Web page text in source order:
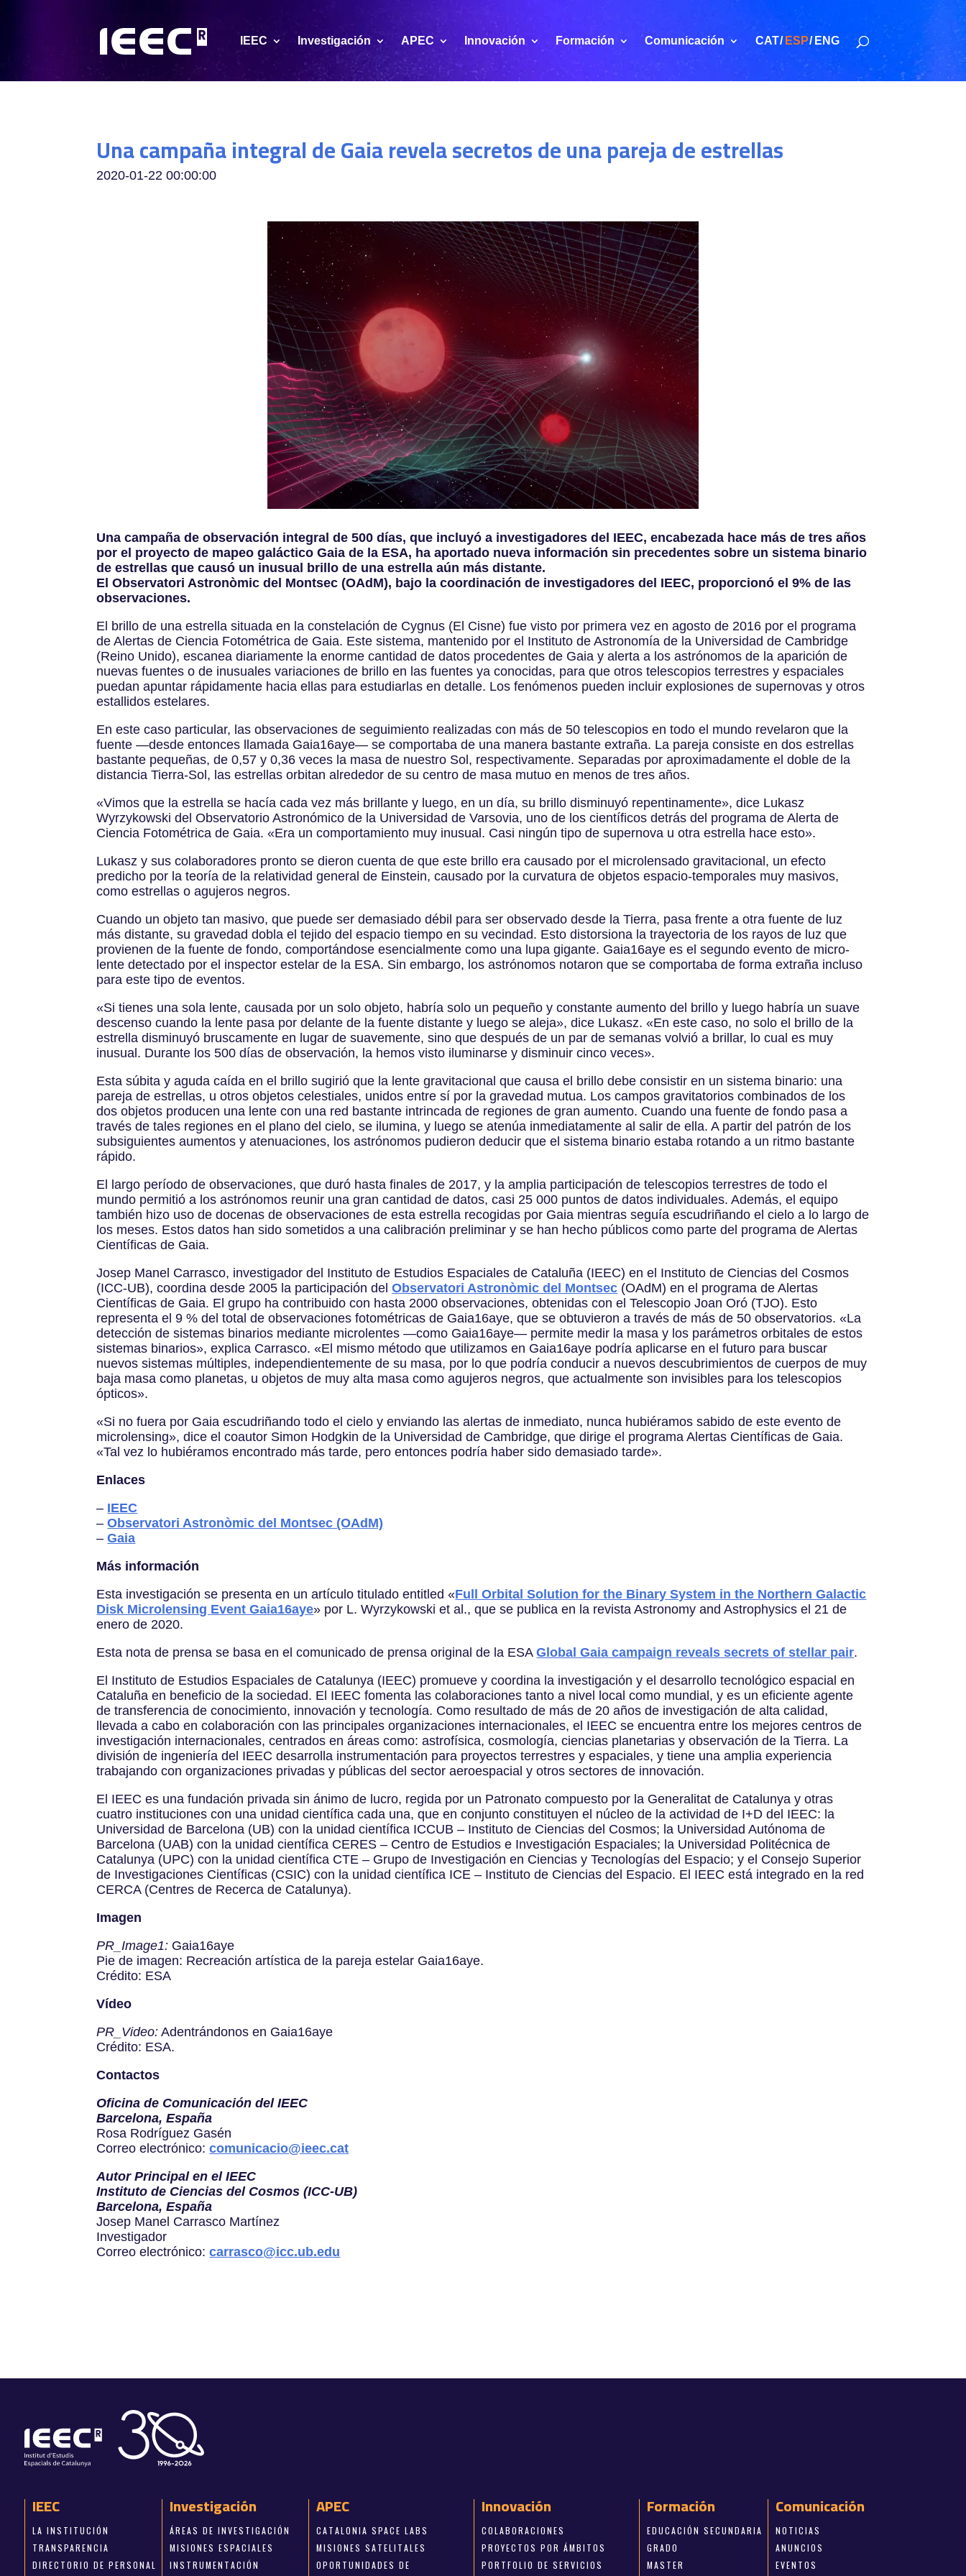
IEEC Investigación APEC Innovación Formación Comunicación CAT ESP ENG
Una campaña integral de Gaia revela secretos de una pareja de estrellas
2020-01-22 00:00:00
Una campaña de observación integral de 500 días, que incluyó a investigadores del IEEC, encabezada hace más de tres años
por el proyecto de mapeo galáctico Gaia de la ESA, ha aportado nueva información sin precedentes sobre un sistema binario
de estrellas que causó un inusual brillo de una estrella aún más distante.
El Observatori Astronòmic del Montsec (OAdM), bajo la coordinación de investigadores del IEEC, proporcionó el 9% de las
observaciones.
El brillo de una estrella situada en la constelación de Cygnus (El Cisne) fue visto por primera vez en agosto de 2016 por el programa
de Alertas de Ciencia Fotométrica de Gaia. Este sistema, mantenido por el Instituto de Astronomía de la Universidad de Cambridge
(Reino Unido), escanea diariamente la enorme cantidad de datos procedentes de Gaia y alerta a los astrónomos de la aparición de
nuevas fuentes o de inusuales variaciones de brillo en las fuentes ya conocidas, para que otros telescopios terrestres y espaciales
puedan apuntar rápidamente hacia ellas para estudiarlas en detalle. Los fenómenos pueden incluir explosiones de supernovas y otros
estallidos estelares.
En este caso particular, las observaciones de seguimiento realizadas con más de 50 telescopios en todo el mundo revelaron que la
fuente —desde entonces llamada Gaia16aye— se comportaba de una manera bastante extraña. La pareja consiste en dos estrellas
bastante pequeñas, de 0,57 y 0,36 veces la masa de nuestro Sol, respectivamente. Separadas por aproximadamente el doble de la
distancia Tierra-Sol, las estrellas orbitan alrededor de su centro de masa mutuo en menos de tres años.
«Vimos que la estrella se hacía cada vez más brillante y luego, en un día, su brillo disminuyó repentinamente», dice Lukasz
Wyrzykowski del Observatorio Astronómico de la Universidad de Varsovia, uno de los científicos detrás del programa de Alerta de
Ciencia Fotométrica de Gaia. «Era un comportamiento muy inusual. Casi ningún tipo de supernova u otra estrella hace esto».
Lukasz y sus colaboradores pronto se dieron cuenta de que este brillo era causado por el microlensado gravitacional, un efecto
predicho por la teoría de la relatividad general de Einstein, causado por la curvatura de objetos espacio-temporales muy masivos,
como estrellas o agujeros negros.
Cuando un objeto tan masivo, que puede ser demasiado débil para ser observado desde la Tierra, pasa frente a otra fuente de luz
más distante, su gravedad dobla el tejido del espacio tiempo en su vecindad. Esto distorsiona la trayectoria de los rayos de luz que
provienen de la fuente de fondo, comportándose esencialmente como una lupa gigante. Gaia16aye es el segundo evento de micro-
lente detectado por el inspector estelar de la ESA. Sin embargo, los astrónomos notaron que se comportaba de forma extraña incluso
para este tipo de eventos.
«Si tienes una sola lente, causada por un solo objeto, habría solo un pequeño y constante aumento del brillo y luego habría un suave
descenso cuando la lente pasa por delante de la fuente distante y luego se aleja», dice Lukasz. «En este caso, no solo el brillo de la
estrella disminuyó bruscamente en lugar de suavemente, sino que después de un par de semanas volvió a brillar, lo cual es muy
inusual. Durante los 500 días de observación, la hemos visto iluminarse y disminuir cinco veces».
Esta súbita y aguda caída en el brillo sugirió que la lente gravitacional que causa el brillo debe consistir en un sistema binario: una
pareja de estrellas, u otros objetos celestiales, unidos entre sí por la gravedad mutua. Los campos gravitatorios combinados de los
dos objetos producen una lente con una red bastante intrincada de regiones de gran aumento. Cuando una fuente de fondo pasa a
través de tales regiones en el plano del cielo, se ilumina, y luego se atenúa inmediatamente al salir de ella. A partir del patrón de los
subsiguientes aumentos y atenuaciones, los astrónomos pudieron deducir que el sistema binario estaba rotando a un ritmo bastante
rápido.
El largo período de observaciones, que duró hasta finales de 2017, y la amplia participación de telescopios terrestres de todo el
mundo permitió a los astrónomos reunir una gran cantidad de datos, casi 25 000 puntos de datos individuales. Además, el equipo
también hizo uso de docenas de observaciones de esta estrella recogidas por Gaia mientras seguía escudriñando el cielo a lo largo de
los meses. Estos datos han sido sometidos a una calibración preliminar y se han hecho públicos como parte del programa de Alertas
Científicas de Gaia.
Josep Manel Carrasco, investigador del Instituto de Estudios Espaciales de Cataluña (IEEC) en el Instituto de Ciencias del Cosmos
(ICC-UB), coordina desde 2005 la participación delObservatori Astronòmic del Montsec (OAdM) en el programa de Alertas
Científicas de Gaia. El grupo ha contribuido con hasta 2000 observaciones, obtenidas con el Telescopio Joan Oró (TJO). Esto
representa el 9 % del total de observaciones fotométricas de Gaia16aye, que se obtuvieron a través de más de 50 observatorios. «La
detección de sistemas binarios mediante microlentes —como Gaia16aye— permite medir la masa y los parámetros orbitales de estos
sistemas binarios», explica Carrasco. «El mismo método que utilizamos en Gaia16aye podría aplicarse en el futuro para buscar
nuevos sistemas múltiples, independientemente de su masa, por lo que podría conducir a nuevos descubrimientos de cuerpos de muy
baja masa como planetas, u objetos de muy alta masa como agujeros negros, que actualmente son invisibles para los telescopios
ópticos».
«Si no fuera por Gaia escudriñando todo el cielo y enviando las alertas de inmediato, nunca hubiéramos sabido de este evento de
microlensing», dice el coautor Simon Hodgkin de la Universidad de Cambridge, que dirige el programa Alertas Científicas de Gaia.
«Tal vez lo hubiéramos encontrado más tarde, pero entonces podría haber sido demasiado tarde».
Enlaces
– IEEC
–Observatori Astronòmic del Montsec (OAdM)
–Gaia
Más información
Esta investigación se presenta en un artículo titulado entitled «Full Orbital Solution for the Binary System in the Northern Galactic
Disk Microlensing Event Gaia16aye» por L. Wyrzykowski et al., que se publica en la revista Astronomy and Astrophysics el 21 de
enero de 2020.
Esta nota de prensa se basa en el comunicado de prensa original de la ESAGlobal Gaia campaign reveals secrets of stellar pair.
El Instituto de Estudios Espaciales de Catalunya (IEEC) promueve y coordina la investigación y el desarrollo tecnológico espacial en
Cataluña en beneficio de la sociedad. El IEEC fomenta las colaboraciones tanto a nivel local como mundial, y es un eficiente agente
de transferencia de conocimiento, innovación y tecnología. Como resultado de más de 20 años de investigación de alta calidad,
llevada a cabo en colaboración con las principales organizaciones internacionales, el IEEC se encuentra entre los mejores centros de
investigación internacionales, centrados en áreas como: astrofísica, cosmología, ciencias planetarias y observación de la Tierra. La
división de ingeniería del IEEC desarrolla instrumentación para proyectos terrestres y espaciales, y tiene una amplia experiencia
trabajando con organizaciones privadas y públicas del sector aeroespacial y otros sectores de innovación.
El IEEC es una fundación privada sin ánimo de lucro, regida por un Patronato compuesto por la Generalitat de Catalunya y otras
cuatro instituciones con una unidad científica cada una, que en conjunto constituyen el núcleo de la actividad de I+D del IEEC: la
Universidad de Barcelona (UB) con la unidad científica ICCUB – Instituto de Ciencias del Cosmos; la Universidad Autónoma de
Barcelona (UAB) con la unidad científica CERES – Centro de Estudios e Investigación Espaciales; la Universidad Politécnica de
Catalunya (UPC) con la unidad científica CTE – Grupo de Investigación en Ciencias y Tecnologías del Espacio; y el Consejo Superior
de Investigaciones Científicas (CSIC) con la unidad científica ICE – Instituto de Ciencias del Espacio. El IEEC está integrado en la red
CERCA (Centres de Recerca de Catalunya).
Imagen
PR_Image1: Gaia16aye
Pie de imagen: Recreación artística de la pareja estelar Gaia16aye.
Crédito: ESA
Vídeo
PR_Video: Adentrándonos en Gaia16aye
Crédito: ESA.
Contactos
Oficina de Comunicación del IEEC
Barcelona, España
Rosa Rodríguez Gasén
Correo electrónico:comunicacio@ieec.cat
Autor Principal en el IEEC
Instituto de Ciencias del Cosmos (ICC-UB)
Barcelona, España
Josep Manel Carrasco Martínez
Investigador
Correo electrónico:carrasco@icc.ub.edu
IEEC
LA INSTITUCIÓN
TRANSPARENCIA
DIRECTORIO DE PERSONAL
Investigación
ÁREAS DE INVESTIGACIÓN
MISIONES ESPACIALES
INSTRUMENTACIÓN
APEC
CATALONIA SPACE LABS
MISIONES SATELITALES
OPORTUNIDADES DE
Innovación
COLABORACIONES
PROYECTOS POR ÁMBITOS
PORTFOLIO DE SERVICIOS
Formación
EDUCACIÓN SECUNDARIA
GRADO
MASTER
Comunicación
NOTICIAS
ANUNCIOS
EVENTOS